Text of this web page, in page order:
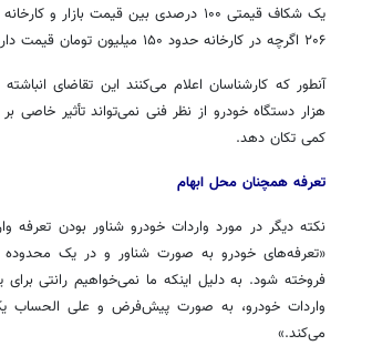
یک شکاف قیمتی ۱۰۰ درصدی بین قیمت
۲۰۶ اگرچه در کارخانه حدود ۱۵۰ میلیون تومان قیمت دارد اما در بازار تا ۳۰۵ میلیون تومان نیز قیمت خورده است.
هزار دستگاه خودرو از نظر فنی نمی‌تواند تأثیر خاصی بر
کمی تکان دهد.
تعرفه همچنان محل ابهام
نکته دیگر در مورد واردات خودرو شناور بودن تعرفه
«تعرفه‌های خودرو به صورت شناور و در یک
فروخته شود. به دلیل اینکه ما نمی‌خواهیم رانتی
واردات خودرو، به صورت پیش‌فرض و علی الحساب
می‌کند.»